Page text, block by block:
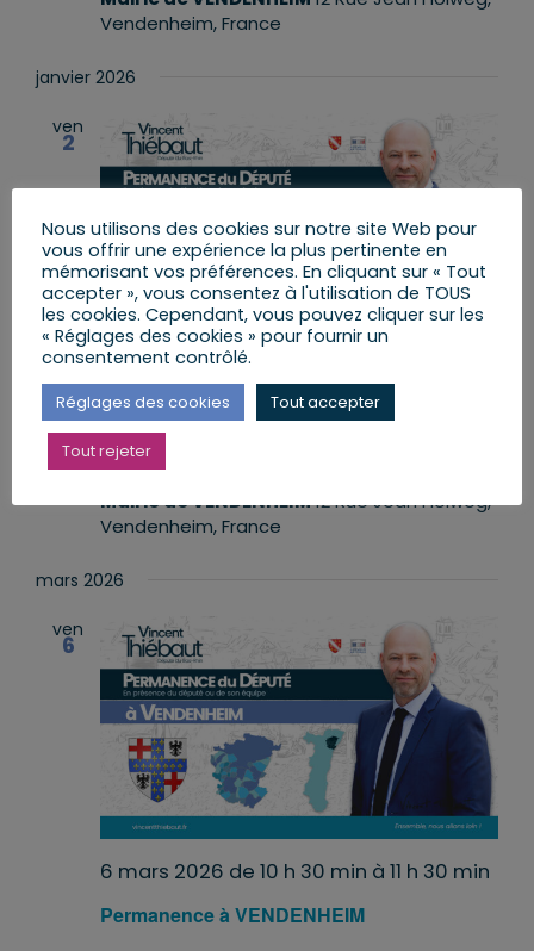
Vendenheim, France
janvier 2026
ven
2
Permanence à VENDENHEIM
2 janvier 2026 de 10 h 30 min
min
Mairie de VENDENHEIM12 Rue Jean Holweg,
Vendenheim, France
mars 2026
ven
6
Permanence à VENDENHEIM
6 mars 2026 de 10 h 30 min à 11 h 30 min
Nous utilisons des cookies sur notre site Web pour
vous offrir une expérience la plus pertinente en
mémorisant vos préférences. En cliquant sur « Tout
accepter », vous consentez à l'utilisation de TOUS
les cookies. Cependant, vous pouvez cliquer sur les
« Réglages des cookies » pour fournir un
consentement contrôlé.
Réglages des cookies Tout accepter
Tout rejeter